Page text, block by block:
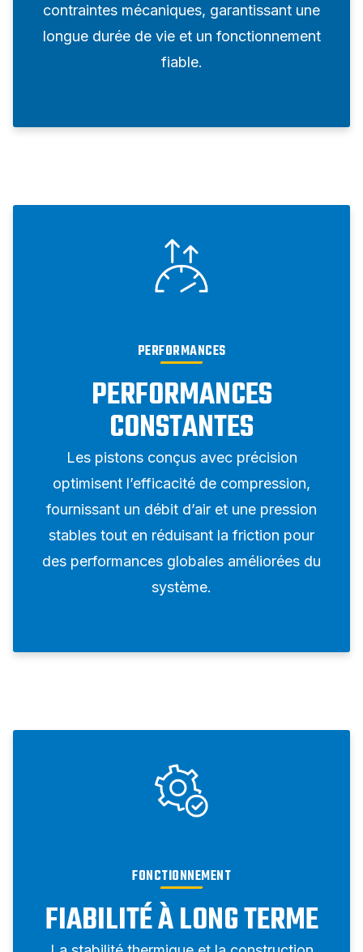
contraintes mécaniques, garantissant une
longue durée de vie et un fonctionnement
fiable.
PERFORMANCES
PERFORMANCES
CONSTANTES
Les pistons conçus avec précision
optimisent l’efficacité de compression,
fournissant un débit d’air et une pression
stables tout en réduisant la friction pour
des performances globales améliorées du
système.
FONCTIONNEMENT
FIABILITÉ À LONG TERME